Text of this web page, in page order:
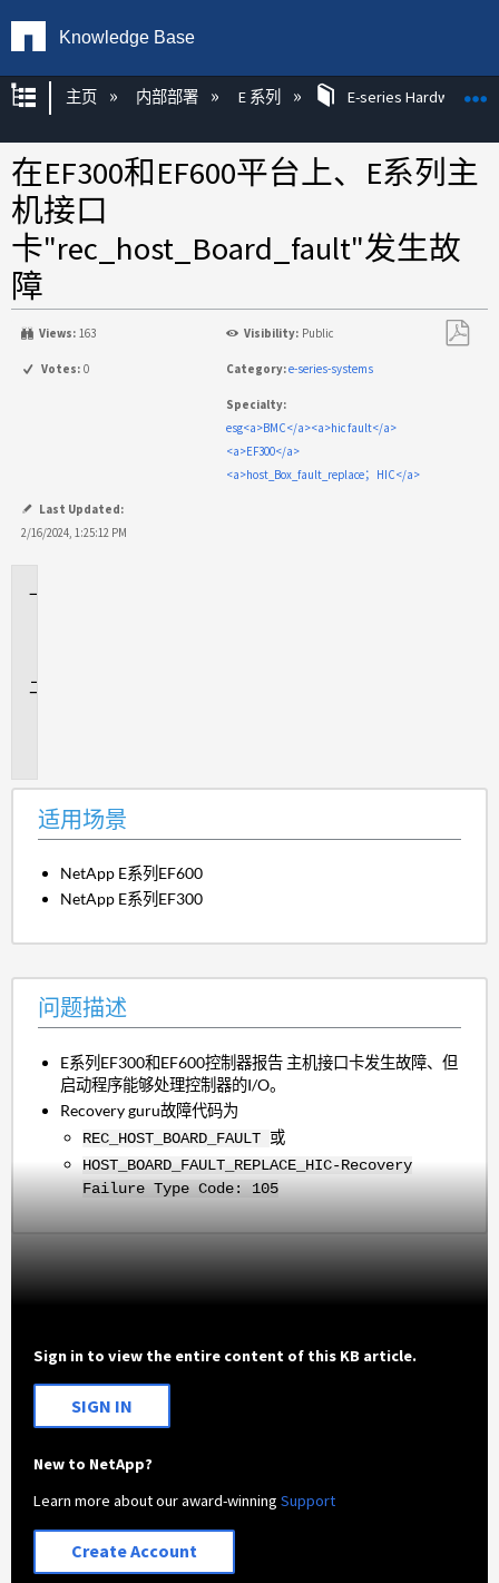
Knowledge Base
扩展/隐缩全局层次
主页 内部部署 E 系列 E-series Hardware
在EF300和EF600平台上、E系列主
机接口
卡"rec_host_Board_fault"发生故
障
Views: 163 Visibility: Public
Votes: 0 Category:e-series-systems
Specialty:
esg<a>BMC</a><a>hic fault</a>
<a>EF300</a>
<a>host_Box_fault_replace；HIC</a>
Last Updated:
2/16/2024, 1:25:12 PM
适用场景
NetApp E系列EF600
NetApp E系列EF300
问题描述
E系列EF300和EF600控制器报告 主机接口卡发生故障、但
启动程序能够处理控制器的I/O。
Recovery guru故障代码为
REC_HOST_BOARD_FAULT 或
HOST_BOARD_FAULT_REPLACE_HIC-Recovery
Failure Type Code: 105
Sign in to view the entire content of this KB article.
SIGN IN
New to NetApp?
Learn more about our award-winningSupport
Create Account